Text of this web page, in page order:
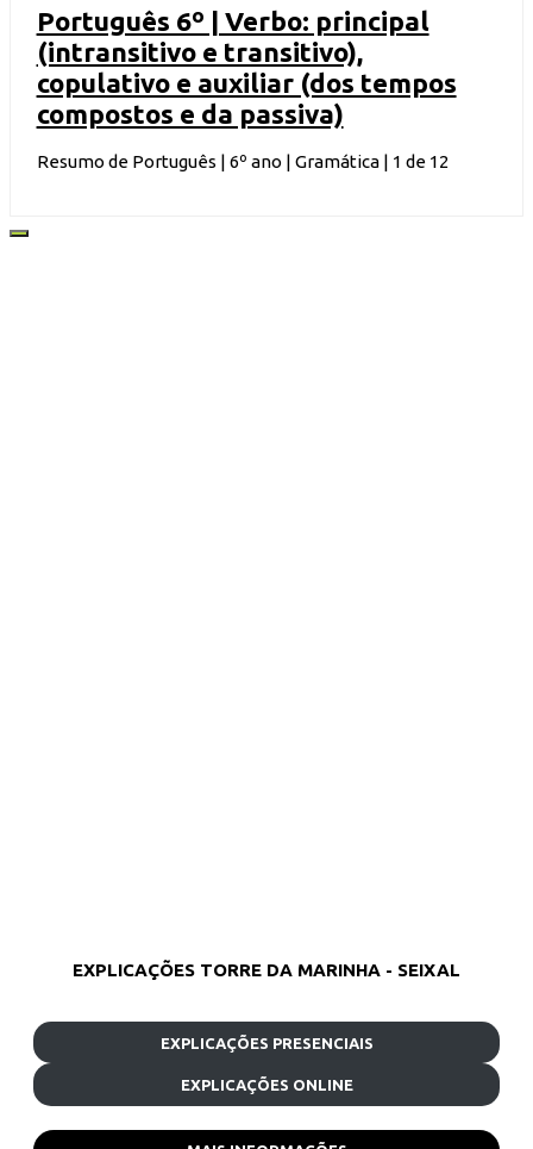
Português 6º | Verbo: principal
(intransitivo e transitivo),
copulativo e auxiliar (dos tempos
compostos e da passiva)
Resumo de Português | 6º ano | Gramática | 1 de 12
EXPLICAÇÕES TORRE DA MARINHA - SEIXAL
EXPLICAÇÕES PRESENCIAIS
EXPLICAÇÕES ONLINE